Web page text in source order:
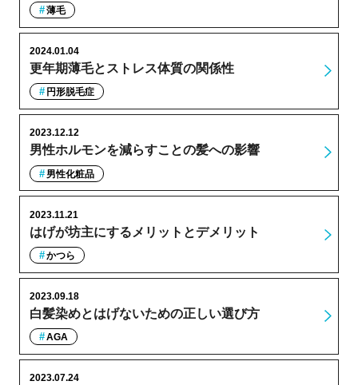
薄毛
更年期薄毛とストレス体質の関係性
2024.01.04
円形脱毛症
男性ホルモンを減らすことの髪への影響
2023.12.12
男性化粧品
はげが坊主にするメリットとデメリット
2023.11.21
かつら
白髪染めとはげないための正しい選び方
2023.09.18
AGA
2023.07.24